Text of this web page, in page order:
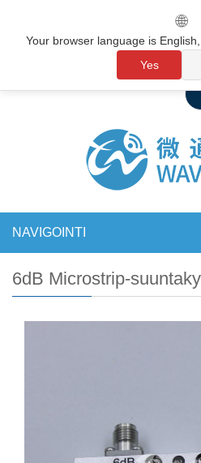
NAVIGOINTI
6dB Microstrip-
🌐
Your browser language is
Yes